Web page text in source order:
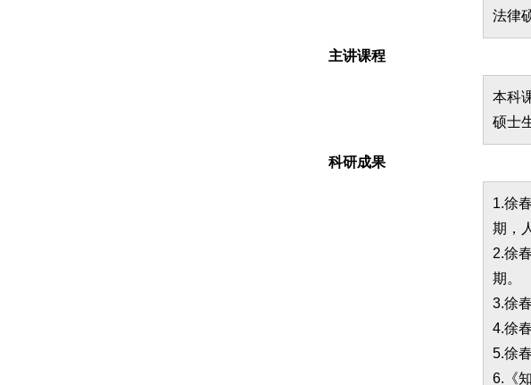
法律
主讲课程
本科
硕士
科研成果
1.徐
期，
2.徐
期。
3.徐
4.徐
5.徐
6.《